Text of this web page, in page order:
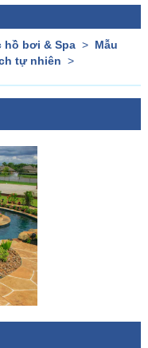
hồ bơi & Spa> Mẫu
tự nhiên >